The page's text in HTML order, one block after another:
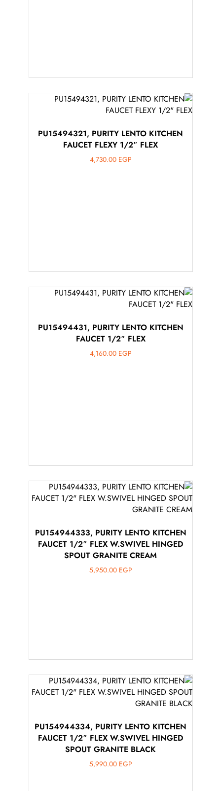
PU15494321, PURITY LENTO KITCHEN
FAUCET FLEXY 1/2″ FLEX
4,730.00 EGP
PU15494431, PURITY LENTO KITCHEN
FAUCET 1/2″ FLEX
4,160.00 EGP
PU154944333, PURITY LENTO KITCHEN
FAUCET 1/2″ FLEX W.SWIVEL HINGED
SPOUT GRANITE CREAM
5,950.00 EGP
PU154944334, PURITY LENTO KITCHEN
FAUCET 1/2″ FLEX W.SWIVEL HINGED
SPOUT GRANITE BLACK
5,990.00 EGP